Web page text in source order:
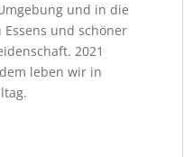
und in die
und schöner
2021
leben wir in